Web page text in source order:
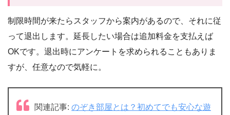
制限時間が来たらスタッフから案内があるので、それに従
って退出します。延長したい場合は追加料金を支払えば
OKです。退出時にアンケートを求められることもありま
すが、任意なので気軽に。
関連記事: のぞき部屋とは？初めてでも安心な遊